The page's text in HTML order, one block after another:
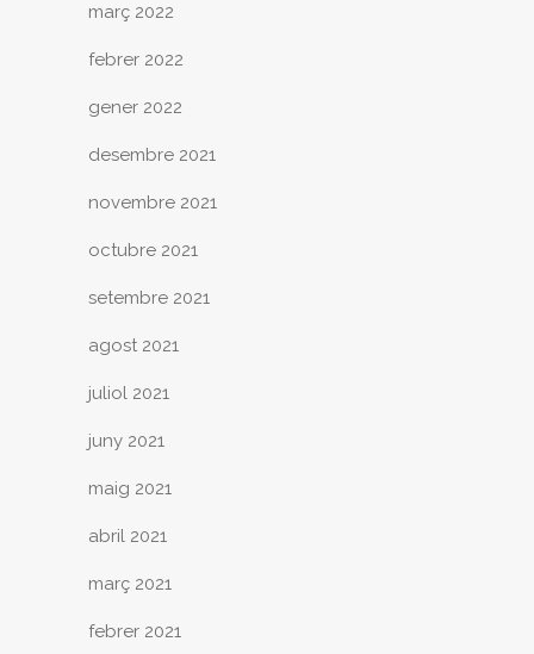
març 2022
febrer 2022
gener 2022
desembre 2021
novembre 2021
octubre 2021
setembre 2021
agost 2021
juliol 2021
juny 2021
maig 2021
abril 2021
març 2021
febrer 2021